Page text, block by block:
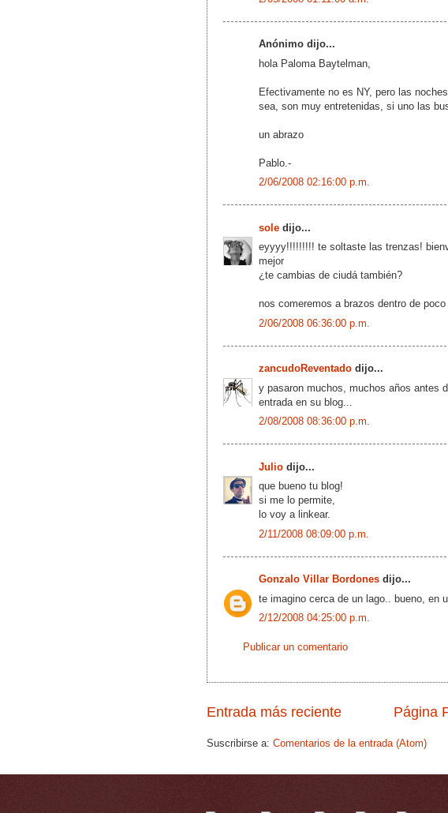
Anónimo dijo...
hola Paloma Baytelman,
Efectivamente no es NY, pero las
sea, son muy entretenidas, si uno las
un abrazo
Pablo.-
2/06/2008 02:16:00 p.m.
sole dijo...
eyyyy!!!!!!!!! te soltaste las trenzas!
mejor
¿te cambias de ciudá también?
nos comeremos a brazos dentro de poco
2/06/2008 06:36:00 p.m.
zancudoReventado dijo...
y pasaron muchos, muchos años antes
entrada en su blog...
2/08/2008 08:36:00 p.m.
Julio dijo...
que bueno tu blog!
si me lo permite,
lo voy a linkear.
2/11/2008 08:09:00 p.m.
Gonzalo Villar Bordones dijo...
te imagino cerca de un lago.. bueno, en
2/12/2008 04:25:00 p.m.
Publicar un comentario
Entrada más reciente Página
Suscribirse a: Comentarios de la entrada (Atom)